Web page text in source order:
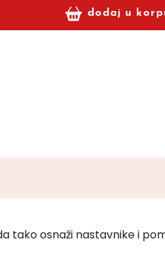
dodaj u
tako osnaži nastavnike i